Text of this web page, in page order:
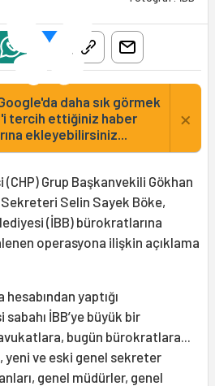
daha sık görmek
tercih ettiğiniz haber
ekleyebilirsiniz...
×
Grup Başkanvekili Gökhan
Sekreteri Selin Sayek Böke,
(İBB) bürokratlarına
operasyona ilişkin açıklama
hesabından yaptığı
İBB’ye büyük bir
bugün bürokratlara...
yeni ve eski genel sekreter
genel müdürler, genel